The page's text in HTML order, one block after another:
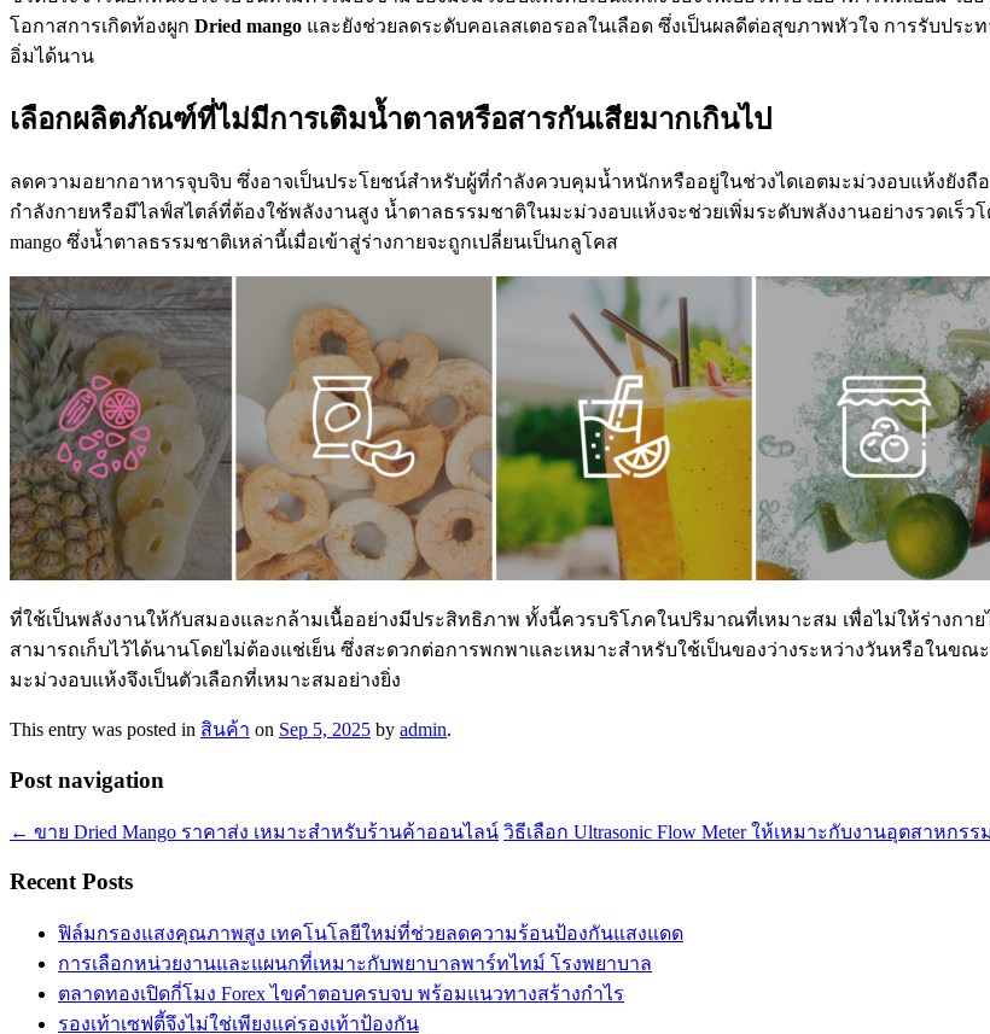
โอกาสการเกิดท้องผูก Dried mango และยังช่วยลดระดับคอเลสเตอรอลในเลือด ซึ่งเป็นผลดีต่อสุขภาพหัวใจ การรับป
อิ่มได้นาน
เลือกผลิตภัณฑ์ที่ไม่มีการเติมน้ำตาลหรือสารกันเสียมากเกินไป
ลดความอยากอาหารจุบจิบ ซึ่งอาจเป็นประโยชน์สำหรับผู้ที่กำลังควบคุมน้ำหนักหรืออยู่ในช่วงไดเอตมะม่วงอบแห้งยังถื
กำลังกายหรือมีไลฟ์สไตล์ที่ต้องใช้พลังงานสูง น้ำตาลธรรมชาติในมะม่วงอบแห้งจะช่วยเพิ่มระดับพลังงานอย่างรวดเร็
mango ซึ่งน้ำตาลธรรมชาติเหล่านี้เมื่อเข้าสู่ร่างกายจะถูกเปลี่ยนเป็นกลูโคส
ที่ใช้เป็นพลังงานให้กับสมองและกล้ามเนื้ออย่างมีประสิทธิภาพ ทั้งนี้ควรบริโภคในปริมาณที่เหมาะสม เพื่อไม่ให้ร่างกาย
สามารถเก็บไว้ได้นานโดยไม่ต้องแช่เย็น ซึ่งสะดวกต่อการพกพาและเหมาะสำหรับใช้เป็นของว่างระหว่างวันหรือในข
มะม่วงอบแห้งจึงเป็นตัวเลือกที่เหมาะสมอย่างยิ่ง
This entry was posted in สินค้า on Sep 5, 2025 by admin.
Post navigation
← ขาย Dried Mango ราคาส่ง เหมาะสำหรับร้านค้าออนไลน์ วิธีเลือก Ultrasonic Flow Meter ให้เหมาะกับงานอุตสาหกร
Recent Posts
ฟิล์มกรองแสงคุณภาพสูง เทคโนโลยีใหม่ที่ช่วยลดความร้อนป้องกันแสงแดด
การเลือกหน่วยงานและแผนกที่เหมาะกับพยาบาลพาร์ทไทม์ โรงพยาบาล
ตลาดทองเปิดกี่โมง Forex ไขคำตอบครบจบ พร้อมแนวทางสร้างกำไร
รองเท้าเซฟตี้จึงไม่ใช่เพียงแค่รองเท้าป้องกัน